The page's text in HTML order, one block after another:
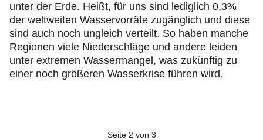
unter der Erde. Heißt, für uns sind lediglich 0,3%
der weltweiten Wasservorräte zugänglich und diese
sind auch noch ungleich verteilt. So haben manche
Regionen viele Niederschläge und andere leiden
unter extremen Wassermangel, was zukünftig zu
einer noch größeren Wasserkrise führen wird.
Seite 2 von 3